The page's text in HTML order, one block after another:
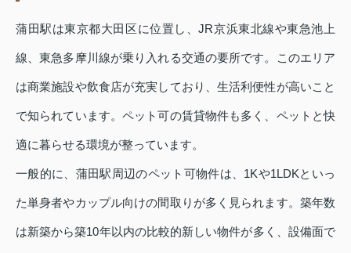
蒲田駅は東京都大田区に位置し、JR京浜東北線や東急池上
線、東急多摩川線が乗り入れる交通の要所です。このエリア
は商業施設や飲食店が充実しており、生活利便性が高いこと
で知られています。ペット可の賃貸物件も多く、ペットと快
適に暮らせる環境が整っています。
一般的に、蒲田駅周辺のペット可物件は、1Kや1LDKといっ
た単身者やカップル向けの間取りが多く見られます。築年数
は新築から築10年以内の比較的新しい物件が多く、設備面で